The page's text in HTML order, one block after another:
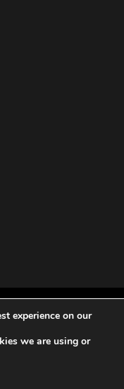
reserved.
experience on our
we are using or